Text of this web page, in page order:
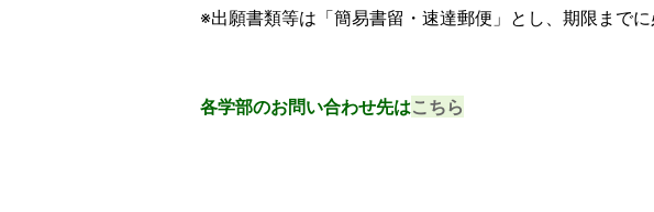
※出願書類等は「簡易書留・速達郵便」とし、期限までに
各学部のお問い合わせ先はこちら